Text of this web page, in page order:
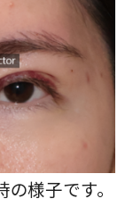
様子です。